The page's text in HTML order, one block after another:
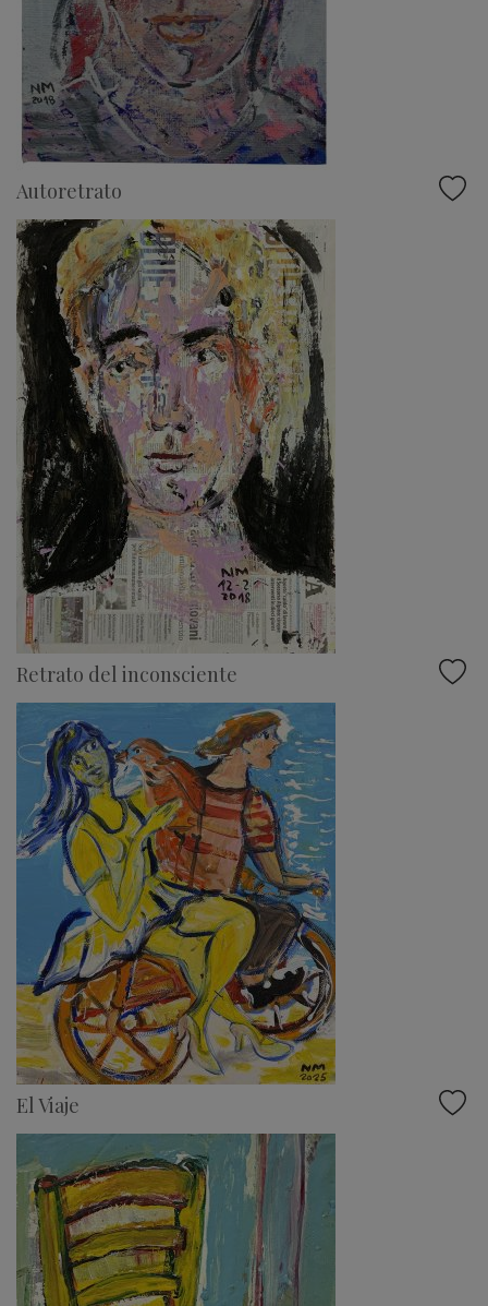
Autoretrato
Retrato del inconsciente
El Viaje